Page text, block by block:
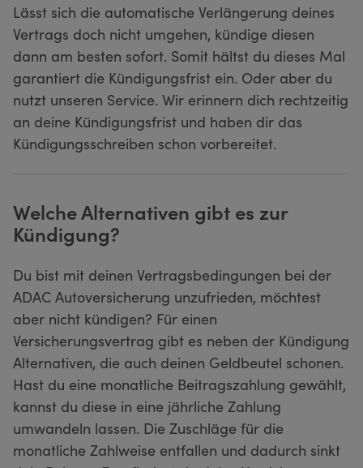
Lässt sich die automatische Verlängerung deines
Vertrags doch nicht umgehen, kündige diesen
dann am besten sofort. Somit hältst du dieses Mal
garantiert die Kündigungsfrist ein. Oder aber du
nutzt unseren Service. Wir erinnern dich rechtzeitig
an deine Kündigungsfrist und haben dir das
Kündigungsschreiben schon vorbereitet.
Welche Alternativen gibt es zur
Kündigung?
Du bist mit deinen Vertragsbedingungen bei der
ADAC Autoversicherung unzufrieden, möchtest
aber nicht kündigen? Für einen
Versicherungsvertrag gibt es neben der Kündigung
Alternativen, die auch deinen Geldbeutel schonen.
Hast du eine monatliche Beitragszahlung gewählt,
kannst du diese in eine jährliche Zahlung
umwandeln lassen. Die Zuschläge für die
monatliche Zahlweise entfallen und dadurch sinkt